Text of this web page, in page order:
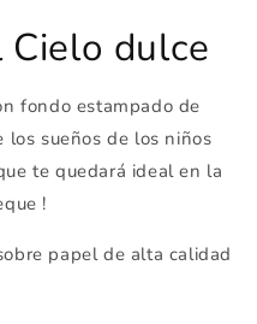
dulce
fondo estampado de
sueños de los niños
te quedará ideal en la
!
papel de alta calidad